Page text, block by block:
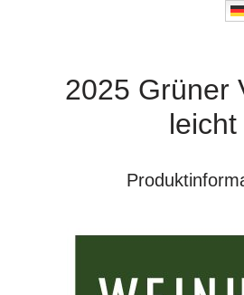
2025 Grüner
leicht